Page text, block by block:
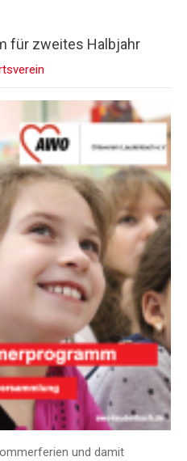
für zweites Halbjahr
und damit